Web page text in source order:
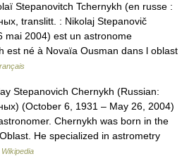
Stepanovitch Tchernykh (en russe :
translitt. : Nikolaj Stepanovič
mai 2004) est un astronome
est né à Novaïa Ousman dans l oblast
Stepanovich Chernykh (Russian:
(October 6, 1931 – May 26, 2004)
Chernykh was born in the
He specialized in astrometry
Wikipedia